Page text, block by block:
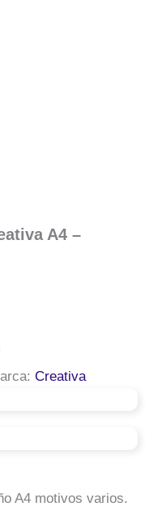
A4 –
Creativa
A4 motivos varios.